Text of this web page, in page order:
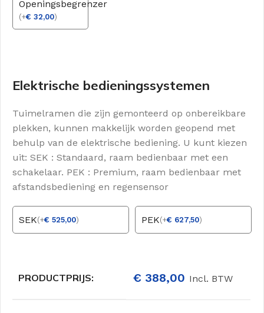
Openingsbegrenzer
(+€ 32,00)
Elektrische bedieningssystemen
Tuimelramen die zijn gemonteerd op onbereikbare
plekken, kunnen makkelijk worden geopend met
behulp van de elektrische bediening. U kunt kiezen
uit: SEK : Standaard, raam bedienbaar met een
schakelaar. PEK : Premium, raam bedienbaar met
afstandsbediening en regensensor
SEK(+€ 525,00) PEK(+€ 627,50)
PRODUCTPRIJS: € 388,00 Incl. BTW